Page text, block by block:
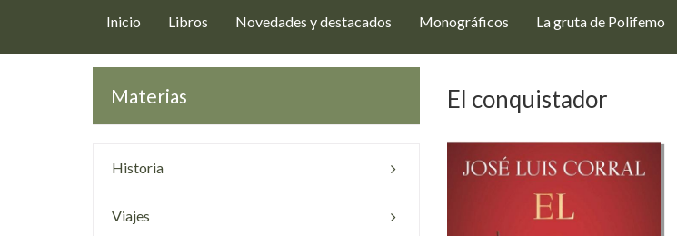
Inicio (current)
Libros Novedades y destacados Monográficos La gruta de Polifemo
Materias
Historia
Viajes
El conquistador